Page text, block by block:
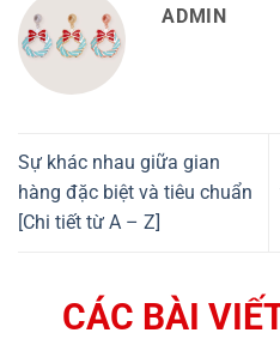
ADMIN
Sự khác nhau giữa gian
hàng đặc biệt và tiêu chuẩn
[Chi tiết từ A – Z]
CÁC BÀI